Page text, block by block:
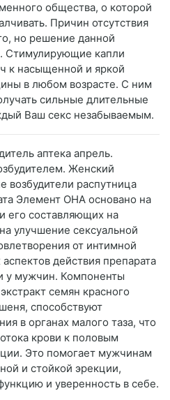
общества, о которой
Причин отсутствия
но решение данной
Стимулирующие капли
насыщенной и яркой
в любом возрасте. С ним
сильные длительные
Ваш секс незабываемым.
аптека апрель.
Женский
возбудители распутница
Элемент ОНА основано на
его составляющих на
улучшение сексуальной
от интимной
действия препарата
у мужчин. Компоненты
семян красного
способствуют
в органах малого таза, что
крови к половым
Это помогает мужчинам
и стойкой эрекции,
и уверенность в себе.